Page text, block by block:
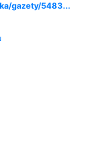
gazety/5483...